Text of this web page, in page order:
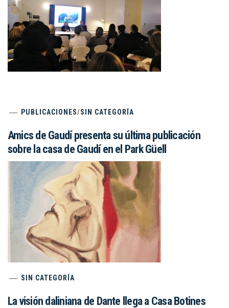
PUBLICACIONES/SIN CATEGORÍA
Amics de Gaudí presenta su última publicación
sobre la casa de Gaudí en el Park Güell
SIN CATEGORÍA
La visión daliniana de Dante llega a Casa Botines